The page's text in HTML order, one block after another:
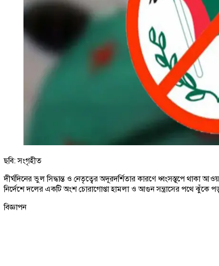
ছবি: সংগৃহীত
দীর্ঘদিনের ভুল সিদ্ধান্ত ও নেতৃত্বের অদূরদর্শিতার কারণে ধ্বংসস্তূপে থাকা
নির্দেশে দলের একটি অংশ চোরাগোপ্তা হামলা ও আগুন সন্ত্রাসের পথে ঝুঁকে
বিজ্ঞাপন